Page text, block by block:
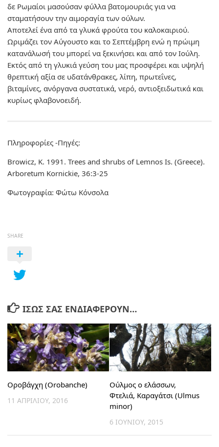
δε Ρωμαίοι μασούσαν φύλλα βατομουριάς για να
σταματήσουν την αιμοραγία των ούλων.
Αποτελεί ένα από τα γλυκά φρούτα του καλοκαιριού.
Ωριμάζει τον Αύγουστο και το Σεπτέμβρη ενώ η πρώιμη
κατανάλωσή τoυ μπορεί να ξεκινήσει και από τον Ιούλη.
Εκτός από τη γλυκιά γεύση του μας προσφέρει και υψηλή
θρεπτική αξία σε υδατάνθρακες, λίπη, πρωτεΐνες,
βιταμίνες, ανόργανα συστατικά, νερό, αντιοξειδωτικά και
κυρίως φλαβονοειδή.
Πληροφορίες -Πηγές:
Browicz, K. 1991. Trees and shrubs of Lemnos Is. (Greece).
Arboretum Kornickie, 36:3-25
Φωτογραφία: Φώτω Κόνσολα
SHARE
ΊΣΩΣ ΣΑΣ ΕΝΔΙΑΦΈΡΟΥΝ…
Οροβάγχη (Orobanche)
11 ΑΠΡΙΛΊΟΥ, 2016
Ούλμος ο ελάσσων,
Φτελιά, Καραγάτσι (Ulmus
minor)
6 ΙΟΥΝΊΟΥ, 2015